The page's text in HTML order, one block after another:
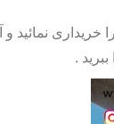
نمائید و
.